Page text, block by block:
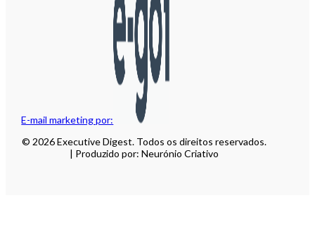
E-mail marketing por:
© 2026 Executive Digest. Todos os direitos reservados.
| Produzido por: Neurónio Criativo